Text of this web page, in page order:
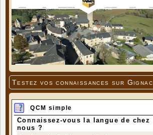
Testez vos connaissances sur Gignac
QCM simple
Connaissez-vous la langue de chez
nous ?